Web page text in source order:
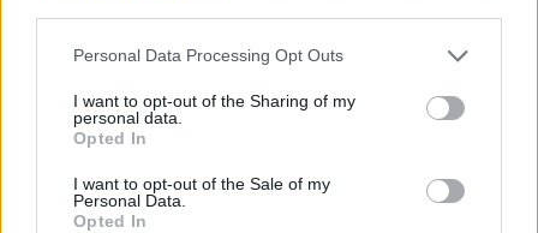
Personal Data Processing Opt Outs
I want to opt-out of the Sharing of my
personal data.
Opted In
I want to opt-out of the Sale of my
Personal Data.
Opted In
ξεκινούν οι αιτήσεις